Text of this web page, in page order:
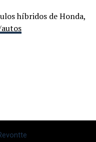
híbridos de Honda,